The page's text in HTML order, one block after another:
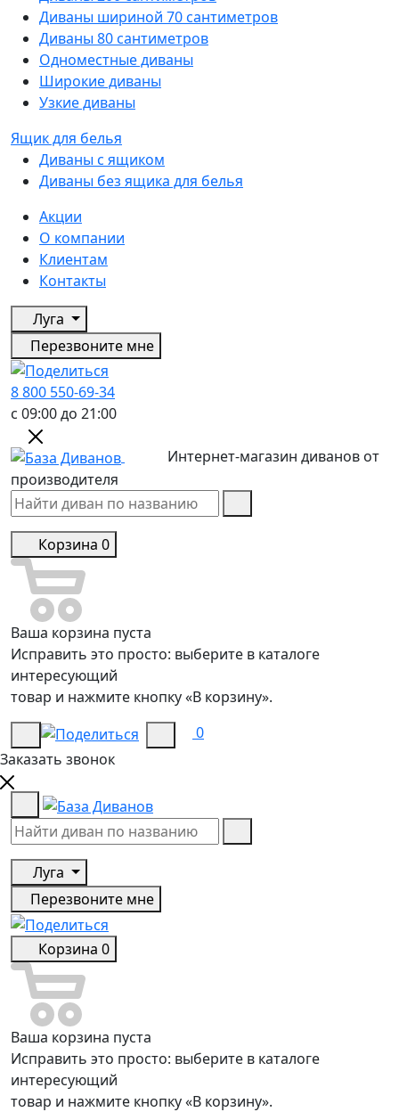
Диваны шириной 70 сантиметров
Диваны 80 сантиметров
Одноместные диваны
Широкие диваны
Узкие диваны
Ящик для белья
Диваны с ящиком
Диваны без ящика для белья
Акции
О компании
Клиентам
Контакты
Луга
Перезвоните мне
8 800 550-69-34
с 09:00 до 21:00
Интернет-магазин диванов от
производителя
Корзина 0
Ваша корзина пуста
Исправить это просто: выберите в каталоге
интересующий
товар и нажмите кнопку «В корзину».
0
Заказать звонок
Луга
Перезвоните мне
Корзина 0
Ваша корзина пуста
Исправить это просто: выберите в каталоге
интересующий
товар и нажмите кнопку «В корзину».